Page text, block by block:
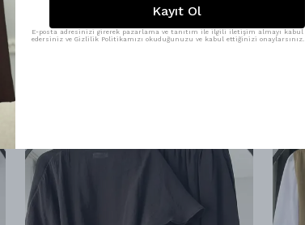
Ürünler
Kayıt Ol
E-posta adresinizi girerek pazarlama ve tanıtım ile ilgili iletişim almayı kabul
edersiniz ve Gizlilik Politikamızı okuduğunuzu ve kabul ettiğinizi onaylarsınız.